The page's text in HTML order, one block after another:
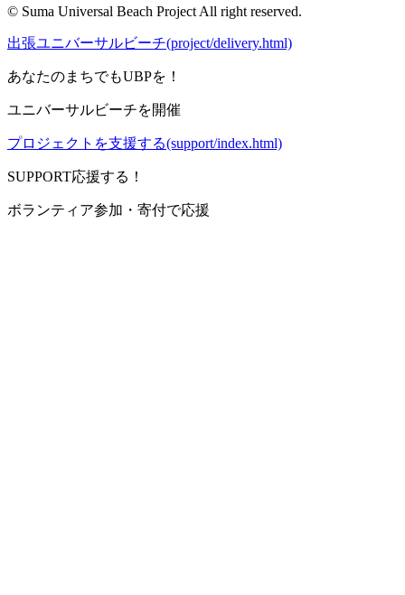
© Suma Universal Beach Project All right reserved.
出張ユニバーサルビーチ(project/delivery.html)
あなたのまちでもUBPを！
ユニバーサルビーチを開催
プロジェクトを支援する(support/index.html)
SUPPORT応援する！
ボランティア参加・寄付で応援